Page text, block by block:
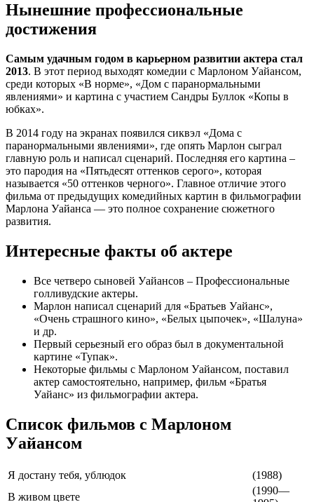
Нынешние профессиональные
достижения
Самым удачным годом в карьерном развитии актера стал
2013. В этот период выходят комедии с Марлоном Уайансом,
среди которых «В норме», «Дом с паранормальными
явлениями» и картина с участием Сандры Буллок «Копы в
юбках».
В 2014 году на экранах появился сиквэл «Дома с
паранормальными явлениями», где опять Марлон сыграл
главную роль и написал сценарий. Последняя его картина –
это пародия на «Пятьдесят оттенков серого», которая
называется «50 оттенков черного». Главное отличие этого
фильма от предыдущих комедийных картин в фильмографии
Марлона Уайанса — это полное сохранение сюжетного
развития.
Интересные факты об актере
Все четверо сыновей Уайансов – Профессиональные
голливудские актеры.
Марлон написал сценарий для «Братьев Уайанс»,
«Очень страшного кино», «Белых цыпочек», «Шалуна»
и др.
Первый серьезный его образ был в документальной
картине «Тупак».
Некоторые фильмы с Марлоном Уайансом, поставил
актер самостоятельно, например, фильм «Братья
Уайанс» из фильмографии актера.
Список фильмов с Марлоном
Уайансом
Я достану тебя, ублюдок
(1988)
В живом цвете
(1990—